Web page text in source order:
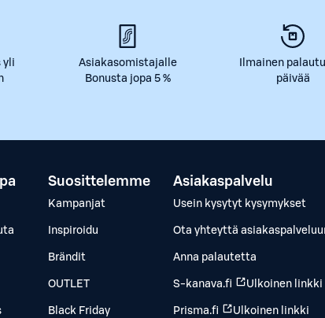
yli
Asiakasomistajalle
Bonusta jopa 5 %
Ilmainen
päivää
Suosittelemme
Kampanjat
Inspiroidu
Brändit
OUTLET
Black Friday
Asiakaspalvelu
Usein kysytyt kysymykset
Ota yhteyttä
Anna palautetta
S-kanava.fi Ulkoinen linkki
Prisma.fi Ulkoinen linkki